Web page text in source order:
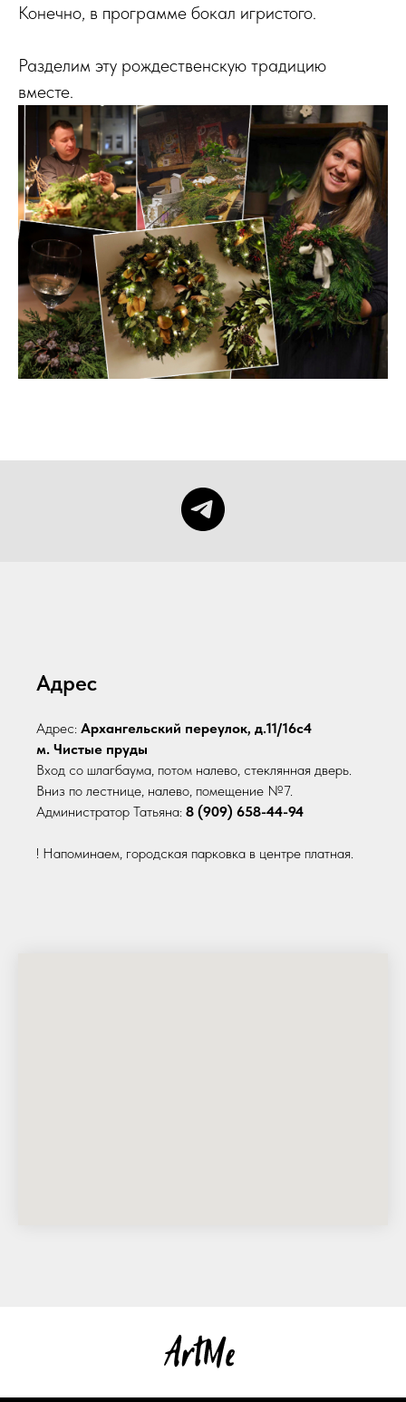
Конечно, в программе бокал игристого.
Разделим эту рождественскую традицию
вместе.
Адрес
Адрес: Архангельский переулок, д.11/16с4
м. Чистые пруды
Вход со шлагбаума, потом налево, стеклянная дверь.
Вниз по лестнице, налево, помещение №7.
Администратор Татьяна: 8 (909) 658-44-94
! Напоминаем, городская парковка в центре платная.